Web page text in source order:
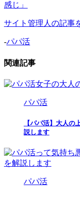
感じ」
サイト管理人の記事
-パパ活
関連記事
パパ活
【パパ活】大人の
説します
パパ活